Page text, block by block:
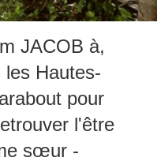
JACOB à,
les Hautes-
pour
l'être
sœur -